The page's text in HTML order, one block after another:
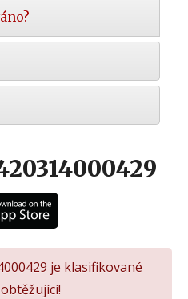
je klasifikované